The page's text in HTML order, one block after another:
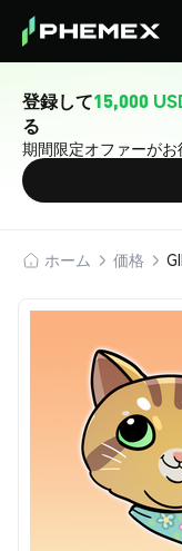
登録して15,000
る
期間限定オファーがお
ホーム 価格